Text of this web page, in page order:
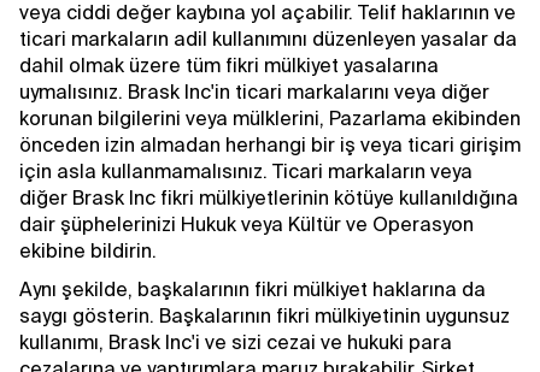
veya ciddi değer kaybına yol açabilir. Telif haklarının ve
ticari markaların adil kullanımını düzenleyen yasalar da
dahil olmak üzere tüm fikri mülkiyet yasalarına
uymalısınız. Brask Inc'in ticari markalarını veya diğer
korunan bilgilerini veya mülklerini, Pazarlama ekibinden
önceden izin almadan herhangi bir iş veya ticari girişim
için asla kullanmamalısınız. Ticari markaların veya
diğer Brask Inc fikri mülkiyetlerinin kötüye kullanıldığına
dair şüphelerinizi Hukuk veya Kültür ve Operasyon
ekibine bildirin.
Aynı şekilde, başkalarının fikri mülkiyet haklarına da
saygı gösterin. Başkalarının fikri mülkiyetinin uygunsuz
kullanımı, Brask Inc'i ve sizi cezai ve hukuki para